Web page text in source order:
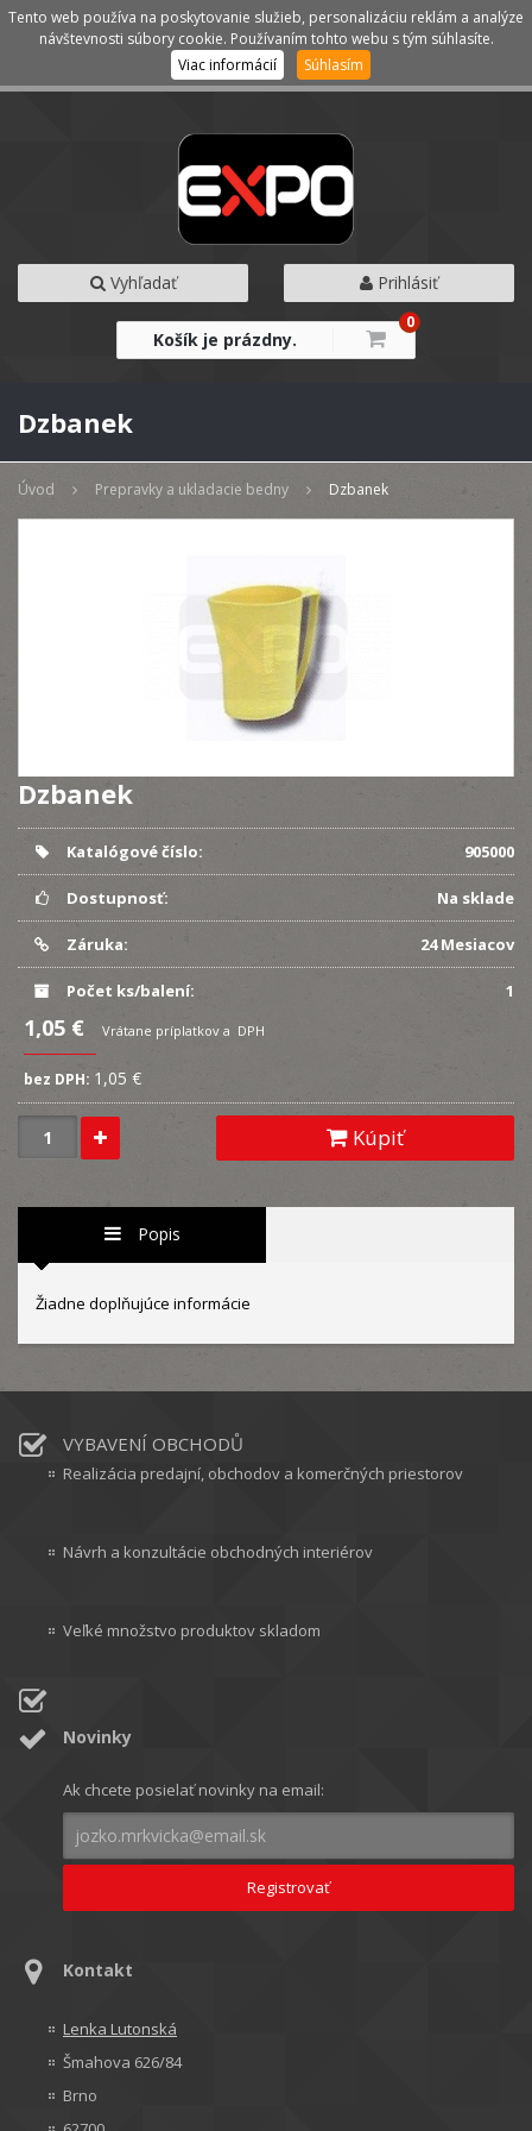
Kategórie Menu
Vyhľadať Prihlásiť
Košík je prázdny.
0
Dzbanek
Úvod Prepravky a ukladacie bedny Dzbanek
Dzbanek
Katalógové číslo: 905000
Dostupnosť: Na sklade
Záruka: 24 Mesiacov
Počet ks/balení: 1
1,05 € Vrátane príplatkov a DPH
bez DPH: 1,05 €
Kúpiť
Popis
Žiadne doplňujúce informácie
VYBAVENÍ OBCHODŮ
Realizácia predajní, obchodov a komerčných priestorov
Návrh a konzultácie obchodných interiérov
Veľké množstvo produktov skladom
Novinky
Ak chcete posielať novinky na email:
Kontakt
Lenka Lutonská
Šmahova 626/84
Brno
Tento web používa na poskytovanie služieb, personalizáciu reklám a analýze
návštevnosti súbory cookie. Používaním tohto webu s tým súhlasíte.
Viac informácií
Súhlasím